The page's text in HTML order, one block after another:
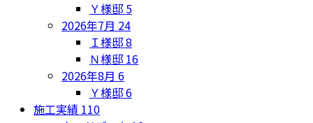
Ｙ様邸 5
2026年7月 24
Ｉ様邸8
Ｎ様邸 16
2026年8月 6
Ｙ様邸6
施工実績 110